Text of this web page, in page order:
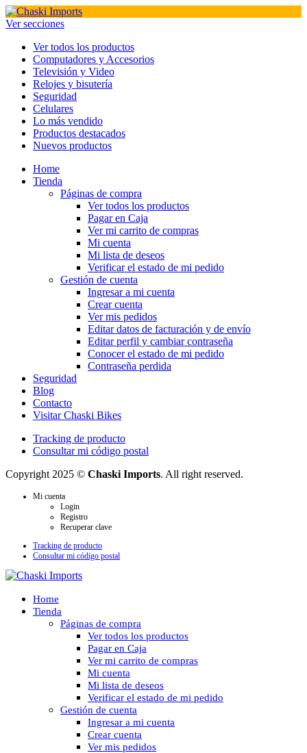
Ver secciones
Ver todos los productos
Computadores y Accesorios
Televisión y Video
Relojes y bisutería
Seguridad
Celulares
Lo más vendido
Productos destacados
Nuevos productos
Home
Tienda
Páginas de compra
Ver todos los productos
Pagar en Caja
Ver mi carrito de compras
Mi cuenta
Mi lista de deseos
Verificar el estado de mi pedido
Gestión de cuenta
Ingresar a mi cuenta
Crear cuenta
Ver mis pedidos
Editar datos de facturación y de envío
Editar perfil y cambiar contraseña
Conocer el estado de mi pedido
Contraseña perdida
Seguridad
Blog
Contacto
Visitar Chaski Bikes
Tracking de producto
Consultar mi código postal
Copyright 2025 © Chaski Imports. All right reserved.
Mi cuenta
Login
Registro
Recuperar clave
Tracking de producto
Consultar mi código postal
Home
Tienda
Páginas de compra
Ver todos los productos
Pagar en Caja
Ver mi carrito de compras
Mi cuenta
Mi lista de deseos
Verificar el estado de mi pedido
Gestión de cuenta
Ingresar a mi cuenta
Crear cuenta
Ver mis pedidos